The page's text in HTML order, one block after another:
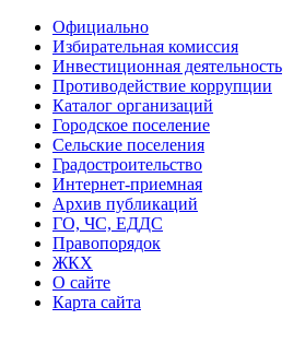
Официально
Избирательная комиссия
Инвестиционная деятельность
Противодействие коррупции
Каталог организаций
Городское поселение
Сельские поселения
Градостроительство
Интернет-приемная
Архив публикаций
ГО, ЧС, ЕДДС
Правопорядок
ЖКХ
О сайте
Карта сайта